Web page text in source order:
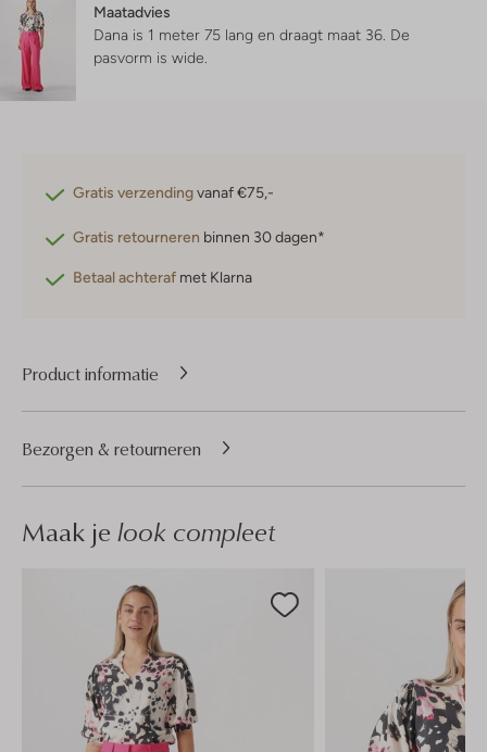
Maatadvies
Dana is 1 meter 75 lang en draagt maat 36. De
pasvorm is wide
Gratis verzendingvanaf €75,-
Gratis retourneren binnen 30 dagen*
Betaal achteraf met Klarna
Product informatie
Bezorgen & retourneren
Maak je look compleet